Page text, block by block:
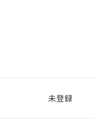
未登録